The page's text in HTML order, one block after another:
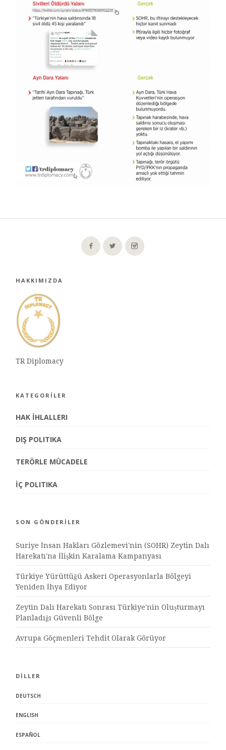
HAKKIMIZDA
TR Diplomacy
KATEGORİLER
HAK İHLALLERI
DIŞ POLITIKA
TERÖRLE MÜCADELE
İÇ POLITIKA
SON GÖNDERİLER
Suriye İnsan Hakları Gözlemevi'nin (SOHR) Zeytin Dalı
Harekatı'na İlişkin Karalama Kampanyası
Türkiye Yürüttüğü Askeri Operasyonlarla Bölgeyi
Yeniden İhya Ediyor
Zeytin Dalı Harekatı Sonrası Türkiye'nin Oluşturmayı
Planladığı Güvenli Bölge
Avrupa Göçmenleri Tehdit Olarak Görüyor
DİLLER
DEUTSCH
ENGLISH
ESPAÑOL